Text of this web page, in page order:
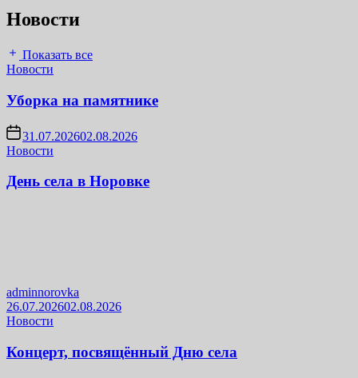
Новости
Показать все
Новости
Уборка на памятнике
31.07.202602.08.2026
Новости
День села в Норовке
adminnorovka
26.07.202602.08.2026
Новости
Концерт, посвящённый Дню села